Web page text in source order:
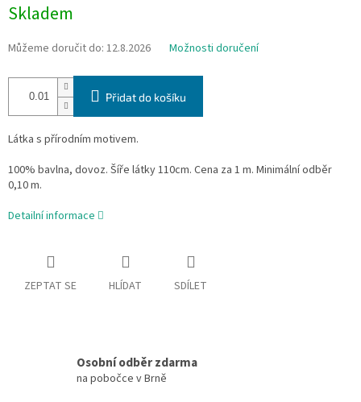
cena:
Skladem
Můžeme doručit do: 12.8.2026 Možnosti doručení
Přidat do košíku
Látka s přírodním motivem.
100% bavlna, dovoz. Šíře látky 110cm. Cena za 1 m. Minimální odběr
0,10 m.
Detailní informace
ZEPTAT SE HLÍDAT SDÍLET
Osobní odběr zdarma
na pobočce v Brně